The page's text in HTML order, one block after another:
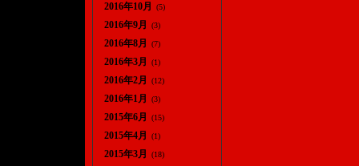
2016年10月 (5)
2016年9月 (3)
2016年8月 (7)
2016年3月 (1)
2016年2月 (12)
2016年1月 (3)
2015年6月 (15)
2015年4月 (1)
2015年3月 (18)